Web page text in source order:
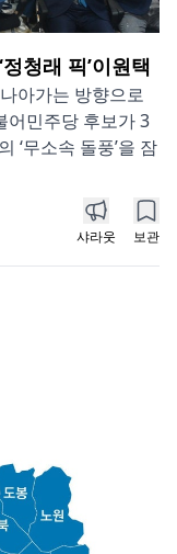
청래 픽’이원택
아가는 방향으로
어민주당 후보가 3
‘무소속 돌풍’을 잠
샤라웃 보관